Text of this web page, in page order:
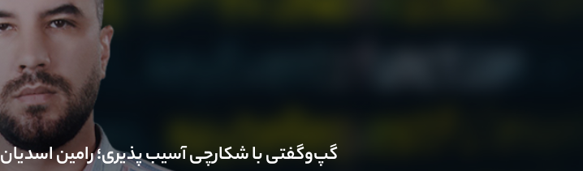
گپ‌وگفتی با شکارچی آسیب پذیری؛ رامین اسدیان